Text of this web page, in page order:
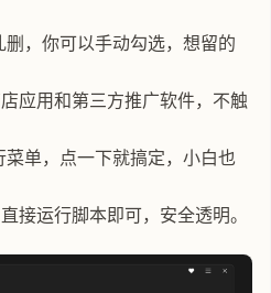
删，你可以手动勾选，想留的
应用和第三方推广软件，不触
菜单，点一下就搞定，小白也
接运行脚本即可，安全透明。